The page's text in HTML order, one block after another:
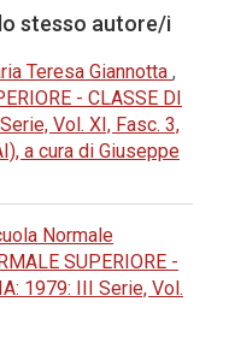
stesso autore/i
Teresa Giannotta ,
- CLASSE DI
Vol. XI, Fasc. 3,
a cura di Giuseppe
Normale
SUPERIORE -
1979: III Serie, Vol.